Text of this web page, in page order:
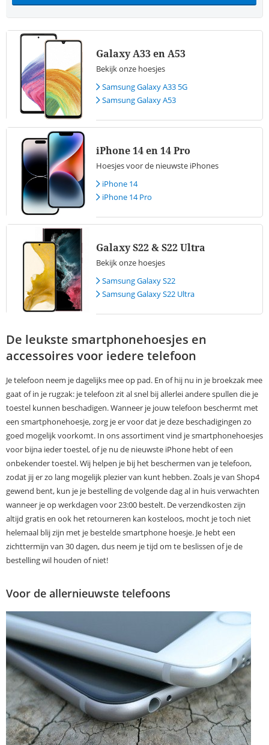
Galaxy A33 en A53
Bekijk onze hoesjes
Samsung Galaxy A33 5G
Samsung Galaxy A53
iPhone 14 en 14 Pro
Hoesjes voor de nieuwste iPhones
iPhone 14
iPhone 14 Pro
Galaxy S22 & S22 Ultra
Bekijk onze hoesjes
Samsung Galaxy S22
Samsung Galaxy S22 Ultra
De leukste smartphonehoesjes en
accessoires voor iedere telefoon
Je telefoon neem je dagelijks mee op pad. En of hij nu in je broekzak mee
gaat of in je rugzak: je telefoon zit al snel bij allerlei andere spullen die je
toestel kunnen beschadigen. Wanneer je jouw telefoon beschermt met
een smartphonehoesje, zorg je er voor dat je deze beschadigingen zo
goed mogelijk voorkomt. In ons assortiment vind je smartphonehoesjes
voor bijna ieder toestel, of je nu de nieuwste iPhone hebt of een
onbekender toestel. Wij helpen je bij het beschermen van je telefoon,
zodat jij er zo lang mogelijk plezier van kunt hebben. Zoals je van Shop4
gewend bent, kun je je bestelling de volgende dag al in huis verwachten
wanneer je op werkdagen voor 23:00 bestelt. De verzendkosten zijn
altijd gratis en ook het retourneren kan kosteloos, mocht je toch niet
helemaal blij zijn met je bestelde smartphone hoesje. Je hebt een
zichttermijn van 30 dagen, dus neem je tijd om te beslissen of je de
bestelling wil houden of niet!
Voor de allernieuwste telefoons